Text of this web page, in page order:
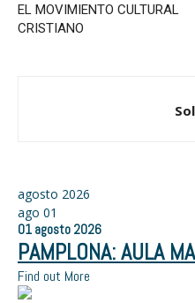
EL MOVIMIENTO CULTURAL
CRISTIANO
agosto 2026
ago 01
01 agosto 2026
PAMPLONA: AULA
Find out More